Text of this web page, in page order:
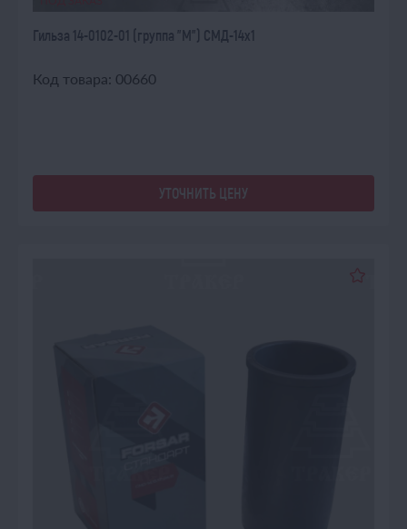
Гильза 14-0102-01 (группа "М") СМД-14х1
Код товара: 00660
УТОЧНИТЬ ЦЕНУ